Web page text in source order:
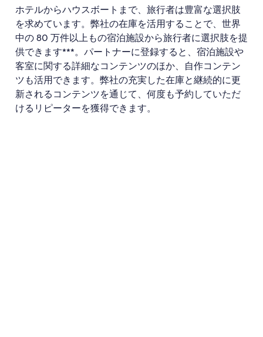
ホテルからハウスボートまで、旅行者は豊富な選択肢
を求めています。弊社の在庫を活用することで、世界
中の 80 万件以上もの宿泊施設から旅行者に選択肢を提
供できます***。パートナーに登録すると、宿泊施設や
客室に関する詳細なコンテンツのほか、自作コンテン
ツも活用できます。弊社の充実した在庫と継続的に更
新されるコンテンツを通じて、何度も予約していただ
けるリピーターを獲得できます。